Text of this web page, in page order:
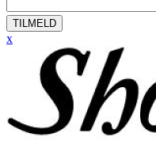
TILMELD
x